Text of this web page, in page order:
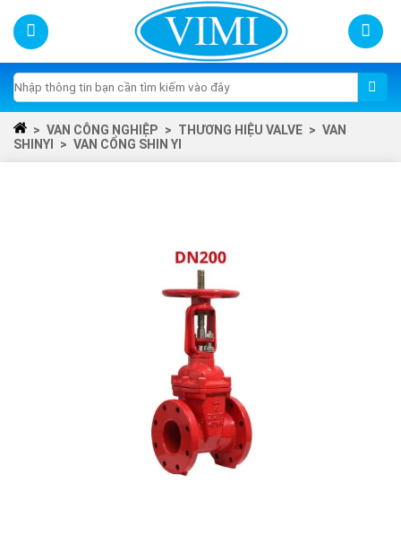
Skip
content
Tìm
kiếm:
> VAN CÔNG NGHIỆP > THƯƠNG HIỆU VALVE > VAN
SHINYI
> VAN CỔNG SHIN YI